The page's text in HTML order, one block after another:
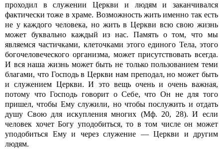
проходил в служении Церкви и людям и заканчивался
фактически тоже в храме. Возможность жить именно так есть
не у каждого человека, но жить в Церкви всю свою жизнь
может буквально каждый из нас. Память о том, что мы
являемся частичками, клеточками этого единого Тела, этого
богочеловеческого организма, может присутствовать всегда.
И вся наша жизнь может быть не только пользованием теми
благами, что Господь в Церкви нам преподал, но может быть
и служением Церкви. И это вещь очень и очень важная,
потому что Господь говорит о Себе, что Он не для того
пришел, чтобы Ему служили, но чтобы послужить и отдать
душу Свою для искупления многих (Мф. 20, 28). И если
человек хочет Богу уподобиться, то в том числе он может
уподобиться Ему и через служение — Церкви и другим
людям.